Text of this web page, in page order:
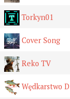
Torkyn01
Cover Song
Reko TV
Wędkarstwo